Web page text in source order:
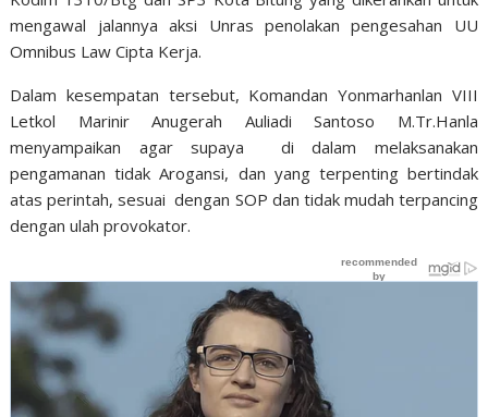
mengawal jalannya aksi Unras penolakan pengesahan UU
Omnibus Law Cipta Kerja.
Dalam kesempatan tersebut, Komandan Yonmarhanlan VIII
Letkol Marinir Anugerah Auliadi Santoso M.Tr.Hanla
menyampaikan agar supaya di dalam melaksanakan
pengamanan tidak Arogansi, dan yang terpenting bertindak
atas perintah, sesuai dengan SOP dan tidak mudah terpancing
dengan ulah provokator.